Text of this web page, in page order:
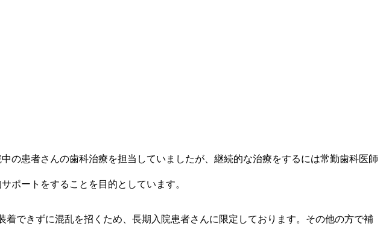
の患者さんの歯科治療を担当していましたが、継続的な治療をするには常勤歯科医師
ポートをすることを目的としています。
できずに混乱を招くため、長期入院患者さんに限定しております。その他の方で補